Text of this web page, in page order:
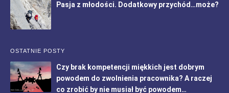
Pasja z młodości. Dodatkowy przychód…może?
OSTATNIE POSTY
Czy brak kompetencji miękkich jest dobrym
powodem do zwolnienia pracownika? A raczej
co zrobić by nie musiał być powodem…